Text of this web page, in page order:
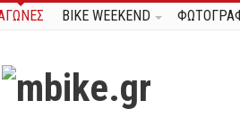
BIKE WEEKEND